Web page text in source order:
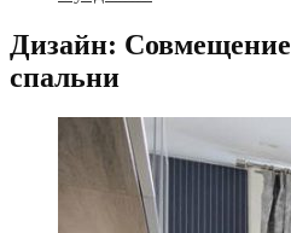
Дизайн:
спальни